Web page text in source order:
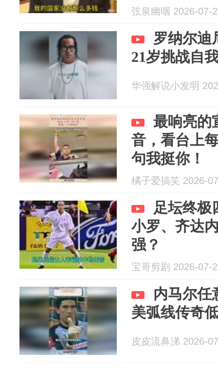
弦泉幽咽 2026-07-
罗纳尔迪
21岁挑战自
华强解说小发明
最响亮的
音，看台上
句我挺你！
橘子爱搞笑 2026-
足坛终极
小罗、齐达
强？
宝哥剪剧 2026-07-
内马尔任
美弧线传奇
皮皮流鼻涕 2026-